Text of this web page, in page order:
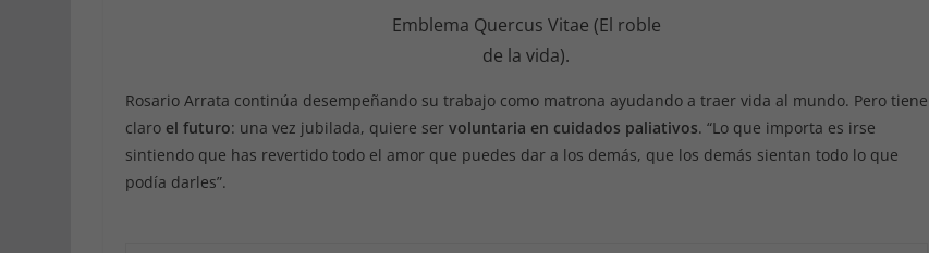
Emblema Quercus Vitae (El roble
de la vida).
Rosario Arrata continúa desempeñando su trabajo como matrona ayudando a traer vida al mundo. Pero tiene
claro el futuro: una vez jubilada, quiere ser voluntaria en cuidados paliativos. “Lo que importa es irse
sintiendo que has revertido todo el amor que puedes dar a los demás, que los demás sientan todo lo que
podía darles”.